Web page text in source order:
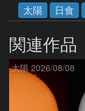
太陽
日食
関連作品
太陽 2026/08/08